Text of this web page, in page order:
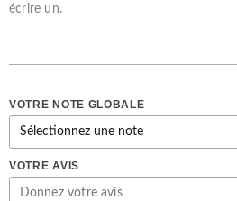
écrire un.
VOTRE NOTE GLOBALE
VOTRE AVIS